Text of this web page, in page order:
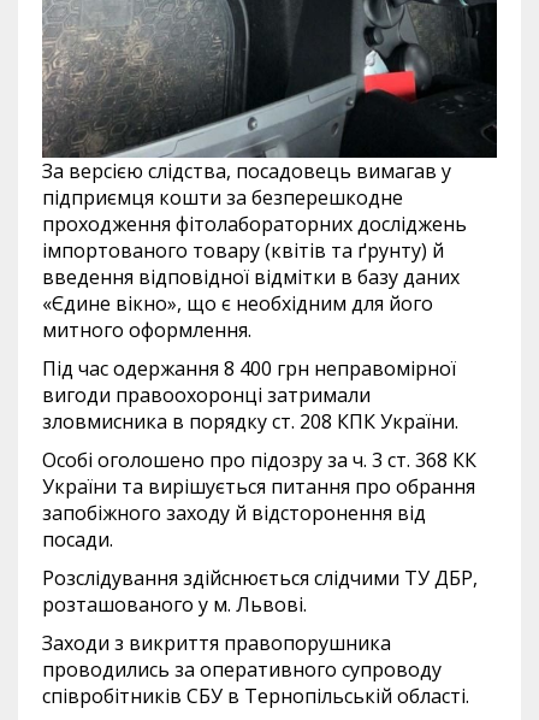
За версією слідства, посадовець вимагав у
підприємця кошти за безперешкодне
проходження фітолабораторних досліджень
імпортованого товару (квітів та ґрунту) й
введення відповідної відмітки в базу даних
«Єдине вікно», що є необхідним для його
митного оформлення.
Під час одержання 8 400 грн неправомірної
вигоди правоохоронці затримали
зловмисника в порядку ст. 208 КПК України.
Особі оголошено про підозру за ч. 3 ст. 368 КК
України та вирішується питання про обрання
запобіжного заходу й відсторонення від
посади.
Розслідування здійснюється слідчими ТУ ДБР,
розташованого у м. Львові.
Заходи з викриття правопорушника
проводились за оперативного супроводу
співробітників СБУ в Тернопільській області.